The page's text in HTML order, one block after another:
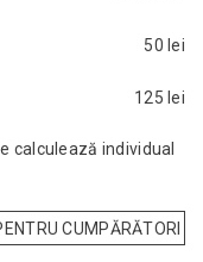
50 lei
125 lei
calculează individual
CUMPĂRĂTORI